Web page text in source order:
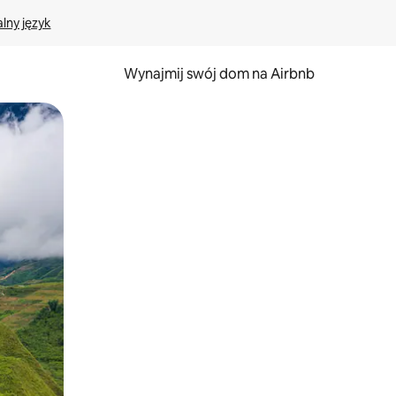
język
Wynajmij swój dom na Airbnb
pomocą gestów dotykowych lub przesuwania.